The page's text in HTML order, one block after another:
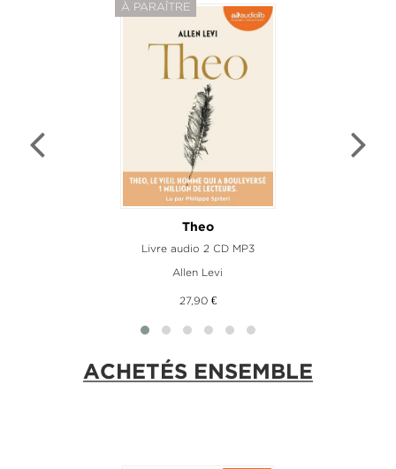
À PARAÎTRE
Theo
Livre audio 2 CD MP3
Allen Levi
27,90 €
ACHETÉS ENSEMBLE